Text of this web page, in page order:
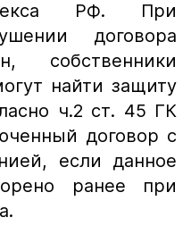
РФ. При
договора
собственники
найти защиту
ч.2 ст. 45 ГК
договор с
если данное
ранее при